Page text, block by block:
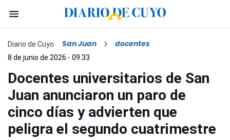
Diario de Cuyo San Juan docentes
8 de junio de 2026 - 09:33
Docentes universitarios de San
Juan anunciaron un paro de
cinco días y advierten que
peligra el segundo cuatrimestre